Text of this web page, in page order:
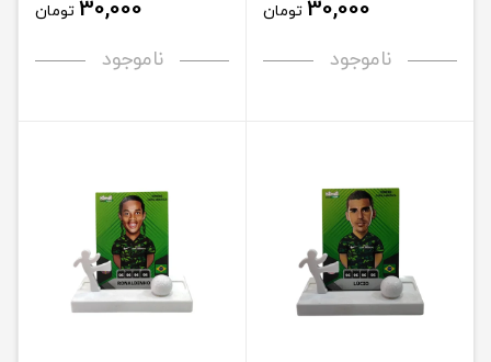
30,000 تومان
ناموجود
30,000 تومان
ناموجود